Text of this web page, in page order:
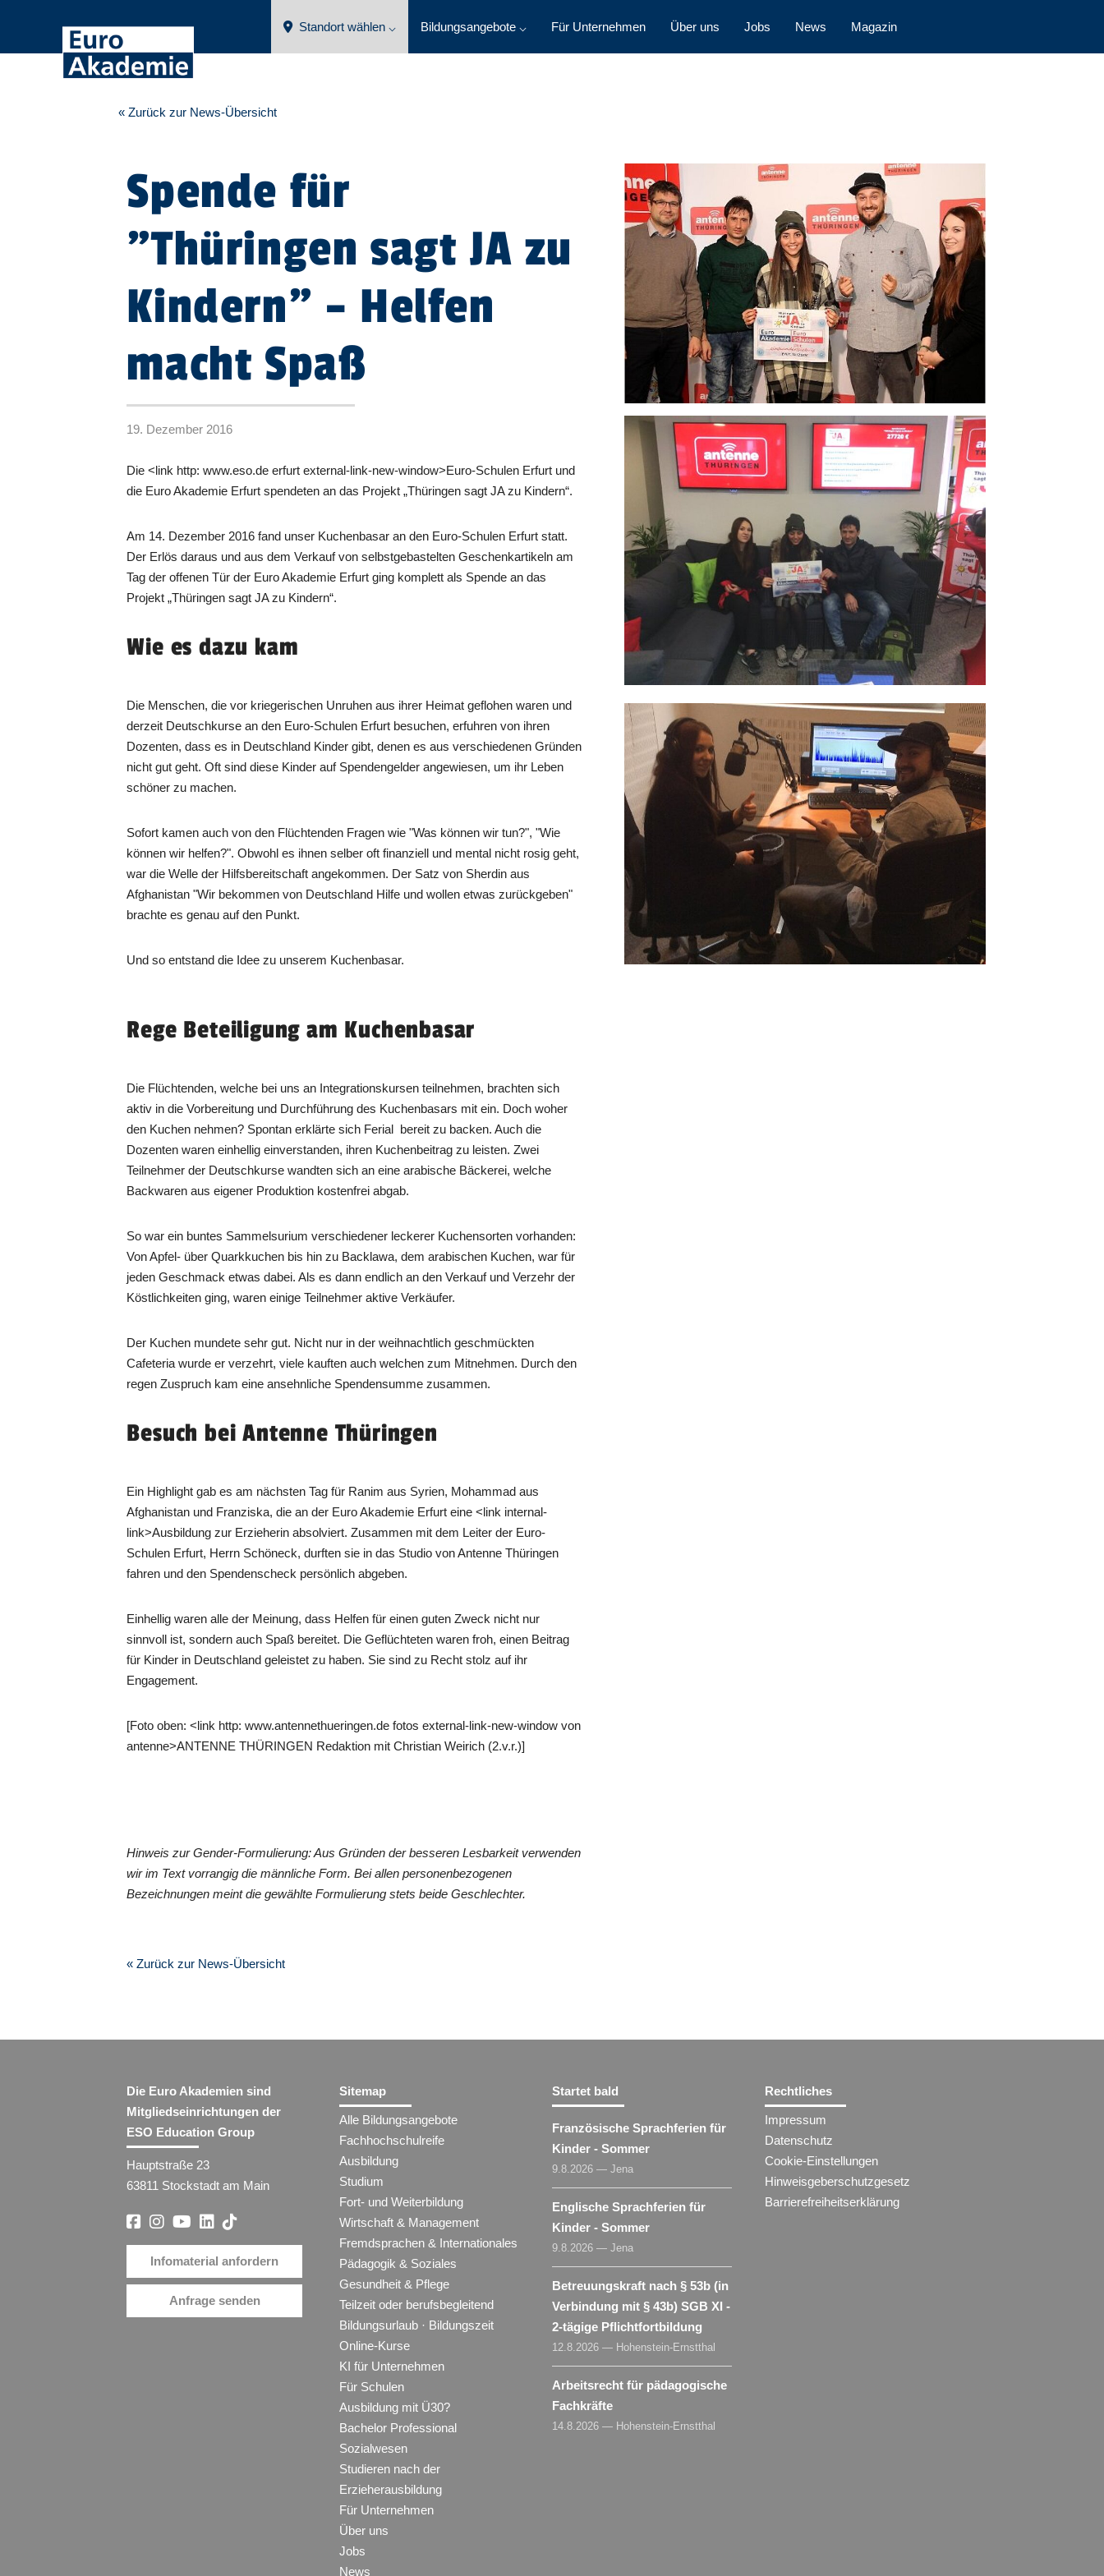
Standort wählen ⌵ Bildungsangebote ⌵ Für Unternehmen Über uns Jobs News Magazin
« Zurück zur News-Übersicht
Spende für
"Thüringen sagt JA zu
Kindern" – Helfen
macht Spaß
19. Dezember 2016
Die <link http: www.eso.de erfurt external-link-new-window>Euro-Schulen Erfurt und
die Euro Akademie Erfurt spendeten an das Projekt „Thüringen sagt JA zu Kindern“.
Am 14. Dezember 2016 fand unser Kuchenbasar an den Euro-Schulen Erfurt statt.
Der Erlös daraus und aus dem Verkauf von selbstgebastelten Geschenkartikeln am
Tag der offenen Tür der Euro Akademie Erfurt ging komplett als Spende an das
Projekt „Thüringen sagt JA zu Kindern“.
Wie es dazu kam
Die Menschen, die vor kriegerischen Unruhen aus ihrer Heimat geflohen waren und
derzeit Deutschkurse an den Euro-Schulen Erfurt besuchen, erfuhren von ihren
Dozenten, dass es in Deutschland Kinder gibt, denen es aus verschiedenen Gründen
nicht gut geht. Oft sind diese Kinder auf Spendengelder angewiesen, um ihr Leben
schöner zu machen.
Sofort kamen auch von den Flüchtenden Fragen wie "Was können wir tun?", "Wie
können wir helfen?". Obwohl es ihnen selber oft finanziell und mental nicht rosig geht,
war die Welle der Hilfsbereitschaft angekommen. Der Satz von Sherdin aus
Afghanistan "Wir bekommen von Deutschland Hilfe und wollen etwas zurückgeben"
brachte es genau auf den Punkt.
Und so entstand die Idee zu unserem Kuchenbasar.
Rege Beteiligung am Kuchenbasar
Die Flüchtenden, welche bei uns an Integrationskursen teilnehmen, brachten sich
aktiv in die Vorbereitung und Durchführung des Kuchenbasars mit ein. Doch woher
den Kuchen nehmen? Spontan erklärte sich Ferial bereit zu backen. Auch die
Dozenten waren einhellig einverstanden, ihren Kuchenbeitrag zu leisten. Zwei
Teilnehmer der Deutschkurse wandten sich an eine arabische Bäckerei, welche
Backwaren aus eigener Produktion kostenfrei abgab.
So war ein buntes Sammelsurium verschiedener leckerer Kuchensorten vorhanden:
Von Apfel- über Quarkkuchen bis hin zu Backlawa, dem arabischen Kuchen, war für
jeden Geschmack etwas dabei. Als es dann endlich an den Verkauf und Verzehr der
Köstlichkeiten ging, waren einige Teilnehmer aktive Verkäufer.
Der Kuchen mundete sehr gut. Nicht nur in der weihnachtlich geschmückten
Cafeteria wurde er verzehrt, viele kauften auch welchen zum Mitnehmen. Durch den
regen Zuspruch kam eine ansehnliche Spendensumme zusammen.
Besuch bei Antenne Thüringen
Ein Highlight gab es am nächsten Tag für Ranim aus Syrien, Mohammad aus
Afghanistan und Franziska, die an der Euro Akademie Erfurt eine <link internal-
link>Ausbildung zur Erzieherin absolviert. Zusammen mit dem Leiter der Euro-
Schulen Erfurt, Herrn Schöneck, durften sie in das Studio von Antenne Thüringen
fahren und den Spendenscheck persönlich abgeben.
Einhellig waren alle der Meinung, dass Helfen für einen guten Zweck nicht nur
sinnvoll ist, sondern auch Spaß bereitet. Die Geflüchteten waren froh, einen Beitrag
für Kinder in Deutschland geleistet zu haben. Sie sind zu Recht stolz auf ihr
Engagement.
[Foto oben: <link http: www.antennethueringen.de fotos external-link-new-window von
antenne>ANTENNE THÜRINGEN Redaktion mit Christian Weirich (2.v.r.)]
Hinweis zur Gender-Formulierung: Aus Gründen der besseren Lesbarkeit verwenden
wir im Text vorrangig die männliche Form. Bei allen personenbezogenen
Bezeichnungen meint die gewählte Formulierung stets beide Geschlechter.
« Zurück zur News-Übersicht
Die Euro Akademien sind
Mitgliedseinrichtungen der
ESO Education Group
Hauptstraße 23
63811 Stockstadt am Main
Infomaterial anfordern
Anfrage senden
Sitemap
Alle Bildungsangebote
Fachhochschulreife
Ausbildung
Studium
Fort- und Weiterbildung
Wirtschaft & Management
Fremdsprachen & Internationales
Pädagogik & Soziales
Gesundheit & Pflege
Teilzeit oder berufsbegleitend
Bildungsurlaub · Bildungszeit
Online-Kurse
KI für Unternehmen
Für Schulen
Ausbildung mit Ü30?
Bachelor Professional
Sozialwesen
Studieren nach der
Erzieherausbildung
Für Unternehmen
Über uns
Jobs
News
Startet bald
Französische Sprachferien für
Kinder - Sommer
9.8.2026 — Jena
Englische Sprachferien für
Kinder - Sommer
9.8.2026 — Jena
Betreuungskraft nach § 53b (in
Verbindung mit § 43b) SGB XI -
2-tägige Pflichtfortbildung
12.8.2026 — Hohenstein-Ernstthal
Arbeitsrecht für pädagogische
Fachkräfte
14.8.2026 — Hohenstein-Ernstthal
Rechtliches
Impressum
Datenschutz
Cookie-Einstellungen
Hinweisgeberschutzgesetz
Barrierefreiheitserklärung